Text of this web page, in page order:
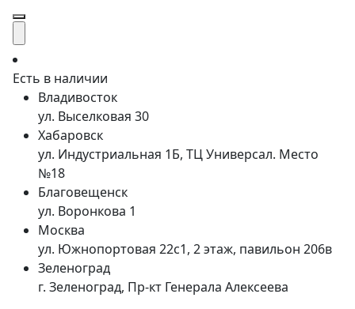
Есть в наличии
Владивосток
ул. Выселковая 30
Хабаровск
ул. Индустриальная 1Б, ТЦ Универсал. Место
№18
Благовещенск
ул. Воронкова 1
Москва
ул. Южнопортовая 22с1, 2 этаж, павильон 206в
Зеленоград
г. Зеленоград, Пр-кт Генерала Алексеева